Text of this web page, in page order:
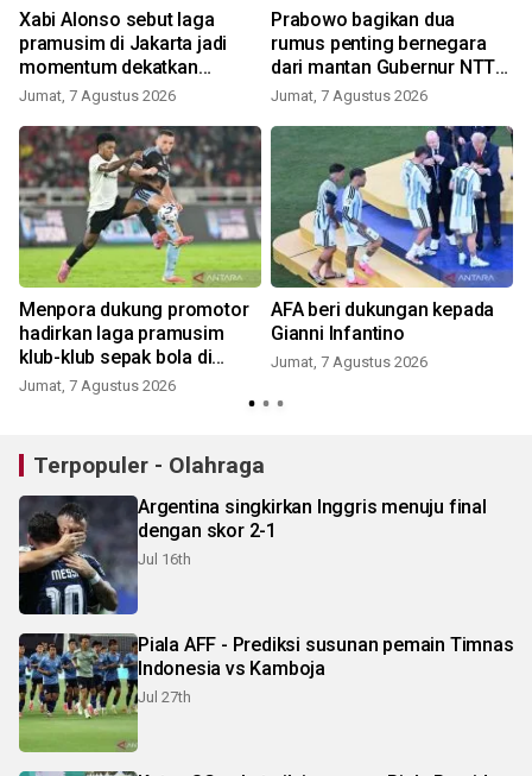
Xabi Alonso sebut laga
pramusim di Jakarta jadi
momentum dekatkan
Chelsea dengan penggemar
Jumat, 7 Agustus 2026
Prabowo bagikan dua
rumus penting bernegara
dari mantan Gubernur NTT
Ben Mboi
Jumat, 7 Agustus 2026
Menpora dukung promotor
hadirkan laga pramusim
klub-klub sepak bola di
Indonesia
Jumat, 7 Agustus 2026
AFA beri dukungan kepada
Gianni Infantino
Jumat, 7 Agustus 2026
Terpopuler - Olahraga
Argentina singkirkan Inggris menuju final
dengan skor 2-1
Jul 16th
Piala AFF - Prediksi susunan pemain Timnas
Indonesia vs Kamboja
Jul 27th